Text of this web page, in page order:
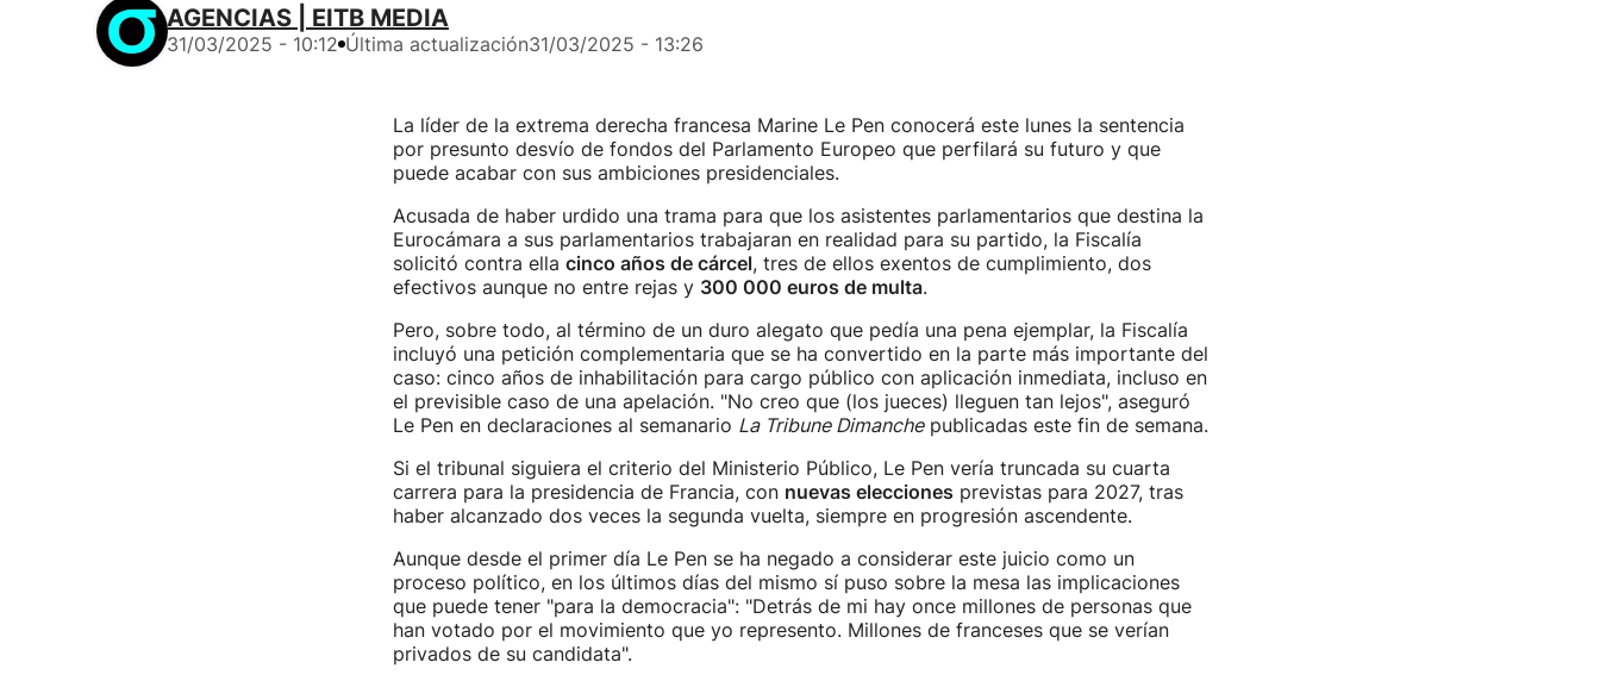
AGENCIAS | EITB MEDIA
31/03/2025 - 10:12 Última actualización31/03/2025 - 13:26
La líder de la extrema derecha francesa Marine Le Pen conocerá este lunes la sentencia
por presunto desvío de fondos del Parlamento Europeo que perfilará su futuro y que
puede acabar con sus ambiciones presidenciales.
Acusada de haber urdido una trama para que los asistentes parlamentarios que destina la
Eurocámara a sus parlamentarios trabajaran en realidad para su partido, la Fiscalía
solicitó contra ella cinco años de cárcel, tres de ellos exentos de cumplimiento, dos
efectivos aunque no entre rejas y 300 000 euros de multa.
Pero, sobre todo, al término de un duro alegato que pedía una pena ejemplar, la Fiscalía
incluyó una petición complementaria que se ha convertido en la parte más importante del
caso: cinco años de inhabilitación para cargo público con aplicación inmediata, incluso en
el previsible caso de una apelación. "No creo que (los jueces) lleguen tan lejos", aseguró
Le Pen en declaraciones al semanario La Tribune Dimanchepublicadas este fin de semana.
Si el tribunal siguiera el criterio del Ministerio Público, Le Pen vería truncada su cuarta
carrera para la presidencia de Francia, con nuevas elecciones previstas para 2027, tras
haber alcanzado dos veces la segunda vuelta, siempre en progresión ascendente.
Aunque desde el primer día Le Pen se ha negado a considerar este juicio como un
proceso político, en los últimos días del mismo sí puso sobre la mesa las implicaciones
que puede tener "para la democracia": "Detrás de mi hay once millones de personas que
han votado por el movimiento que yo represento. Millones de franceses que se verían
privados de su candidata".